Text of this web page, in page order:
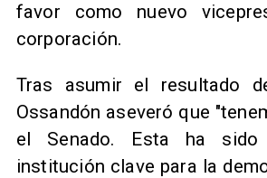
favor como nuevo
corporación.
Tras asumir el resultado
Ossandón aseveró que
el Senado. Esta ha sido
institución clave para la